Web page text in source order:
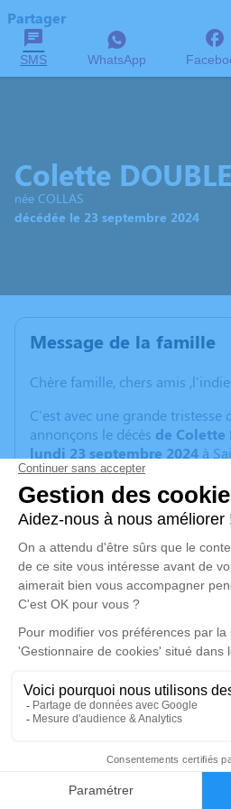
Faire-part
Partager
SMS WhatsApp
Colette
née COLLAS
décédée le 23 septembre 2024
Message de la famille
Chère famille, chers amis
C'est avec une grande tristesse
annonçons le décès de Colette
lundi 23 septembre 2024 à
cérémonie se déroulera le
2024 à 12h00 à l'adresse
Saint-Ouen-l'Aumone - 35
Saint-Ouen-l'Aumone.
Cet espace privé est destiné à
condoléances ou le souvenir
Cérémonie
vendredi 27 septembre
Crematorium de Saint-
35 avenue de verdun
95310 Saint-Ouen-